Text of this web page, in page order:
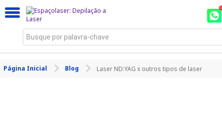
Busque por palavra-chave
Página Inicial Blog Laser ND:YAG x outros tipos de laser